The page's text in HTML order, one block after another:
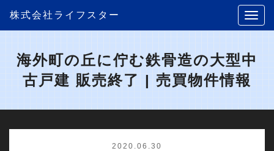
株式会社ライフスター
海外町の丘に佇む鉄骨造の大型中
古戸建 販売終了 | 売買物件情報
2020.06.30